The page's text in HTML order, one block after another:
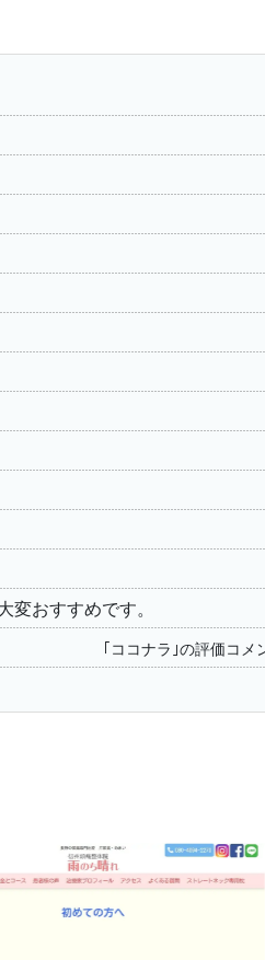
おすすめです。
｢ココナラ｣の評価コメ